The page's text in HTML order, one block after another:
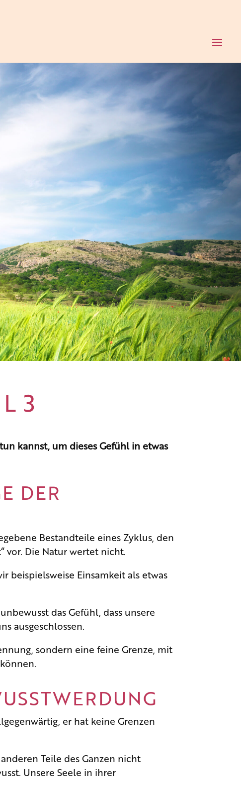
3
kannst, um dieses Gefühl in etwas
DER
Bestandteile eines Zyklus, den
vor. Die Natur wertet nicht.
beispielsweise Einsamkeit als etwas
das Gefühl, dass unsere
ausgeschlossen.
sondern eine feine Grenze, mit
er hat keine Grenzen
Teile des Ganzen nicht
Unsere Seele in ihrer